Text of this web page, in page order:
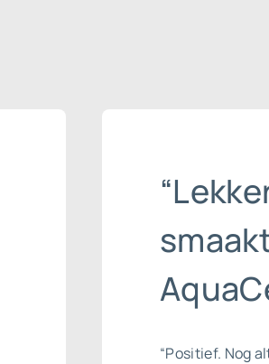
“Positief. Nog